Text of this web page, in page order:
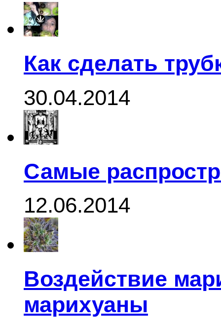
Как сделать
30.04.2014
Самые
12.06.2014
Воздействие
марихуаны